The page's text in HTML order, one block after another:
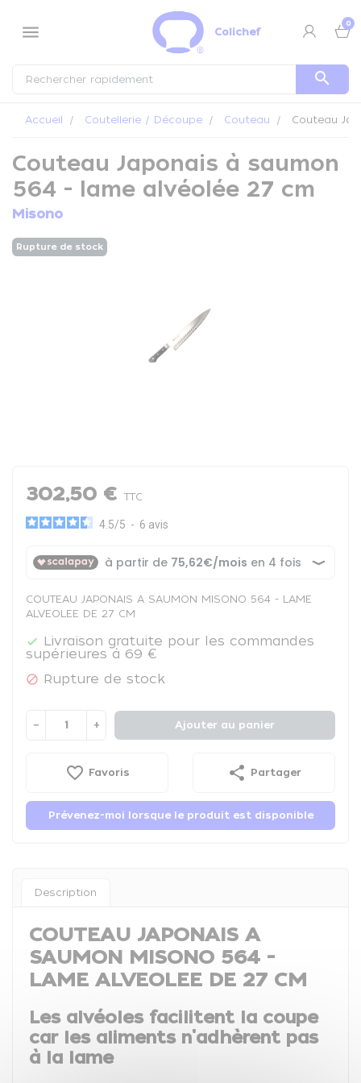
menu Colichef
0
search
Accueil Coutellerie / Découpe Couteau Couteau
Couteau Japonais à saumon
564 - lame alvéolée 27 cm
Misono
Rupture de stock
302,50 € TTC
4.5/5 - 6 avis
COUTEAU JAPONAIS A SAUMON MISONO 564 - LAME
ALVEOLEE DE 27 CM

Livraison gratuite pour les commandes
supérieures à 69 €
 Rupture de stock
− + Ajouter au panier
favorite_border Favoris share Partager
Prévenez-moi lorsque le produit est disponible
Description
COUTEAU JAPONAIS A
SAUMON MISONO 564 -
LAME ALVEOLEE DE 27 CM
Les alvéoles facilitent la coupe
car les aliments n'adhèrent pas
à la lame